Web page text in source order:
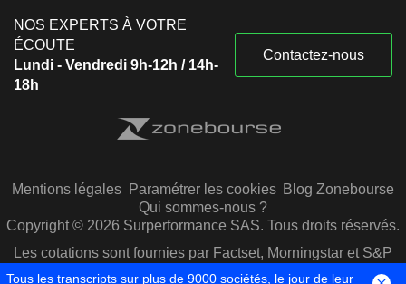
NOS EXPERTS À VOTRE
ÉCOUTE
Lundi - Vendredi 9h-12h / 14h-
18h
Contactez-nous
Mentions légales Paramétrer les cookies Blog Zonebourse
Qui sommes-nous ?
Copyright © 2026 Surperformance SAS. Tous droits réservés.
Les cotations sont fournies par Factset, Morningstar et S&P
Capital IQ
Tous les transcripts sur plus de 9000 sociétés, le jour de leur